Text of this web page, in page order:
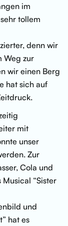
im
tollem
denn wir
Weg zur
wir einen Berg
hat sich auf
mit
unser
Zur
Cola und
“Sister
und
hat es